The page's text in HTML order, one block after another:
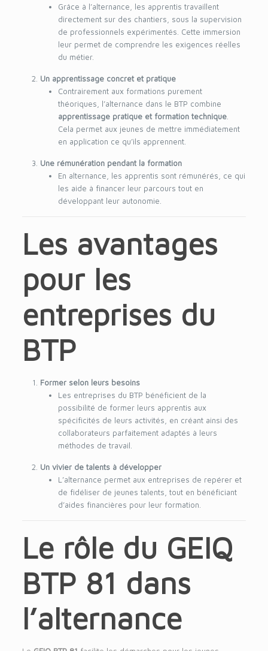
Grâce à l’alternance, les apprentis travaillent
directement sur des chantiers, sous la supervision
de professionnels expérimentés. Cette immersion
leur permet de comprendre les exigences réelles
du métier.
Un apprentissage concret et pratique
Contrairement aux formations purement
théoriques, l’alternance dans le BTP combine
apprentissage pratique et formation technique
Cela permet aux jeunes de mettre immédiatement
en application ce qu’ils apprennent.
Une rémunération pendant la formation
En alternance, les apprentis sont rémunérés, ce qui
les aide à financer leur parcours tout en
développant leur autonomie.
Les avantages
pour les
entreprises du
BTP
Former selon leurs besoins
Les entreprises du BTP bénéficient de la
possibilité de former leurs apprentis aux
spécificités de leurs activités, en créant ainsi des
collaborateurs parfaitement adaptés à leurs
méthodes de travail.
Un vivier de talents à développer
L’alternance permet aux entreprises de repérer et
de fidéliser de jeunes talents, tout en bénéficiant
d’aides financières pour leur formation.
Le rôle du GEIQ
BTP 81 dans
l’alternance